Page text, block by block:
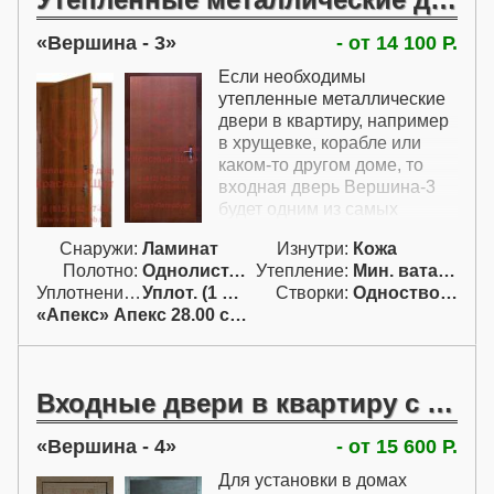
полотна имеется
наполнитель, а по периметру
притвора проклеен
уплотнитель. Также стальная
дверь в квартиру с
шумоизоляцией Вершина-2 -
это очень надежная дверь -
она сварена из листа,
толщиной 2 мм. Дверь
недорогим цилиндровым
замком Апекс с ручкой.
Вершина - 3 - от 14 100 Р.
Если необходимы
утепленные металлические
двери в квартиру, например
в хрущевке, корабле или
каком-то другом доме, то
входная дверь Вершина-3
будет одним из самых
Наравне со всеми
остальными
преимуществами стоит
такая теплая дверь в
квартиру недорого,
отделке. Утеплить двери в
квартиру возможно
средствами наполнителя
внутри полотна, резинового
Снаружи: Ламинат Изнутри: Кожа
Полотно:
Однолист. проф. Утепление:
Мин. вата / пенопл.
Уплотнение:
Уплот. (1 конт.) Створки:
Одностворчатая (А)
«Апекс» Апекс 28.00 с ручк.
Входные двери в квартиру с шумоизоляцией
Вершина - 4 - от 15 600 Р.
Для установки в домах